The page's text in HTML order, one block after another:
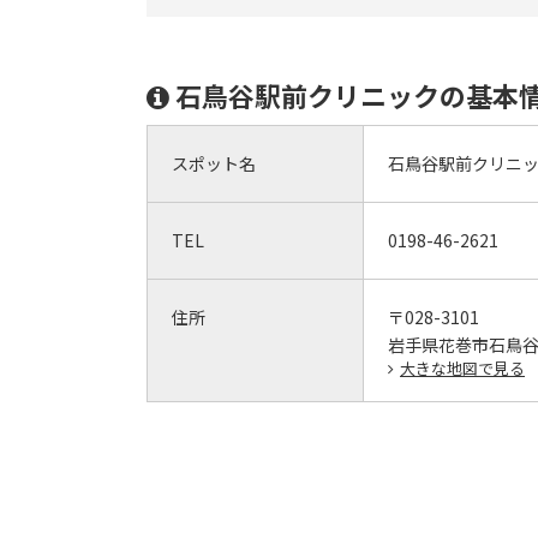
石鳥谷駅前クリニックの基本
スポット名 石鳥谷駅前クリニ
TEL 0198-46-2621
住所
〒028-3101
岩手県花巻市石鳥
大きな地図で見る